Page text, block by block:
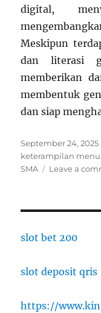
digital,
Meskipun
dan literasi
memberikan
membentuk
dan siap
Posted
on
September 24, 2025
keterampilan
SMA
Leave a
slot bet 200
slot deposit qris
https://